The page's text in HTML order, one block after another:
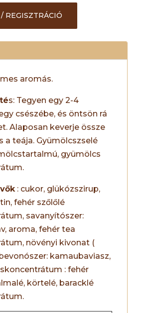
REGISZTRÁCIÓ
aromás.
s: Tegyen egy 2-4
csészébe, és öntsön rá
Alaposan keverje össze
a teája. Gyümölcszselé
gyümölcs
: cukor, glükózszirup,
fehér szőlőlé
savanyítószer:
aroma, fehér tea
növényi kivonat (
kamaubaviasz,
: fehér
körtelé, baracklé